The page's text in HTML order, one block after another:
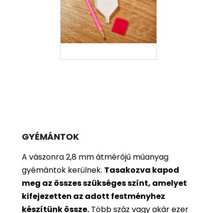
GYÉMÁNTOK
A vászonra 2,8 mm átmérőjű műanyag
gyémántok kerülnek. Tasakozva kapod
meg az összes szükséges színt, amelyet
kifejezetten az adott festményhez
készítünk össze. Több száz vagy akár ezer